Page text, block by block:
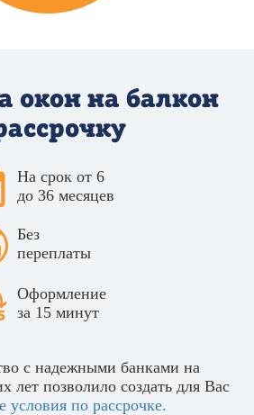
окон на балкон
На срок от 6
до 36 месяцев
Без
переплаты
Оформление
за 15 минут
с надежными банками на
лет позволило создать для Вас
условия по рассрочке.